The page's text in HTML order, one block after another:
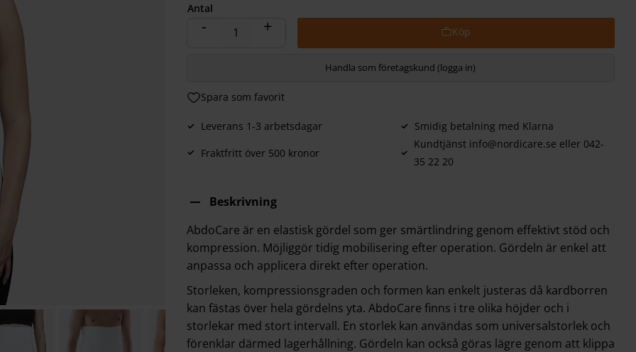
Antal
+
-
Lägg till i favoriter
Handla som företagskund (logga in)
Leverans 1-3 arbetsdagar
Smidig betalning med Klarna
Fraktfritt över 500 kronor
Kundtjänst info@nordicare.se eller 042-
35 22 20
Beskrivning
AbdoCare är en elastisk gördel som ger smärtlindring genom effektivt stöd och
kompression. Möjliggör tidig mobilisering efter operation. Gördeln är enkel att
anpassa och applicera direkt efter operation.
Storleken, kompressionsgraden och formen kan enkelt justeras då kardborren
kan fästas över hela gördelns yta. AbdoCare finns i tre olika höjder och i
storlekar med stort intervall. En storlek kan användas som universalstorlek och
förenklar därmed lagerhållning. Gördeln kan också göras lägre genom att klippa